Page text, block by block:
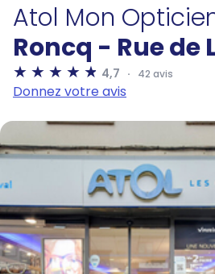
Atol Mon
Roncq - Rue de
4,7 42 avis
Donnez votre avis